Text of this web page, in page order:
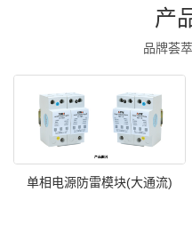
产
品牌荟
单相电源防雷模块(大通流)